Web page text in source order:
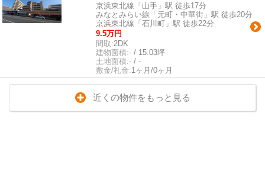
京浜東北線「山手」駅 徒歩17分
みなとみらい線「元町・中華街」駅 徒歩20分
京浜東北線「石川町」駅 徒歩22分
9.5万円
間取:2DK
建物面積:- / 15.03坪
土地面積:- / -
敷金/礼金:1ヶ月/0ヶ月
近くの物件をもっと見る